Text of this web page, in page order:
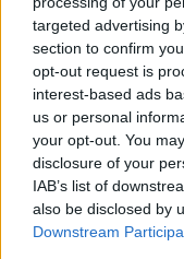
targeted advertising
section to confirm
opt-out request is
interest-based ads
us or personal
your opt-out. You
disclosure of your
IAB’s list of
also be disclosed by
Downstream
AUTORE